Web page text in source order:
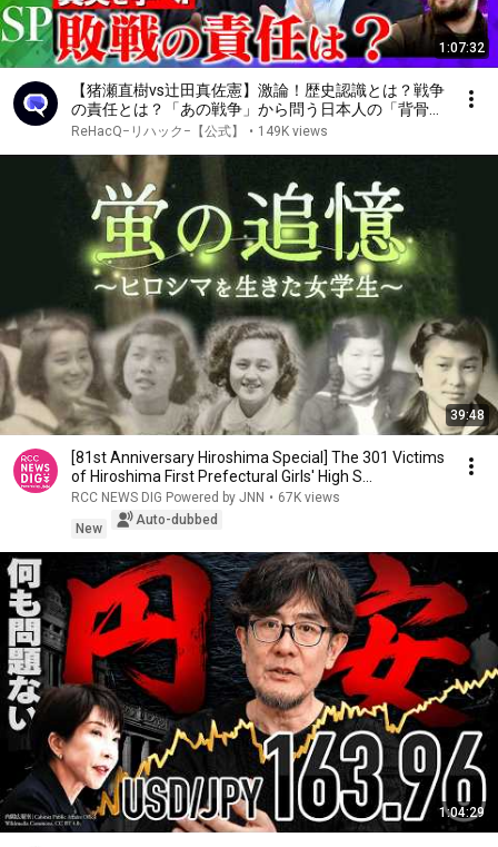
1:07:32
【猪瀬直樹vs辻田真佐憲】激論！歴史認識とは？戦争
の責任とは？「あの戦争」から問う日本人の「背骨」
【ReHacQ戦場ジャーナリスト須賀川拓】
ReHacQ−リハック−【公式】 • 149K views
39:48
[81st Anniversary Hiroshima Special] The 301 Victims
of Hiroshima First Prefectural Girls' High S...
RCC NEWS DIG Powered by JNN • 67K views
New
Auto-dubbed
1:04:29